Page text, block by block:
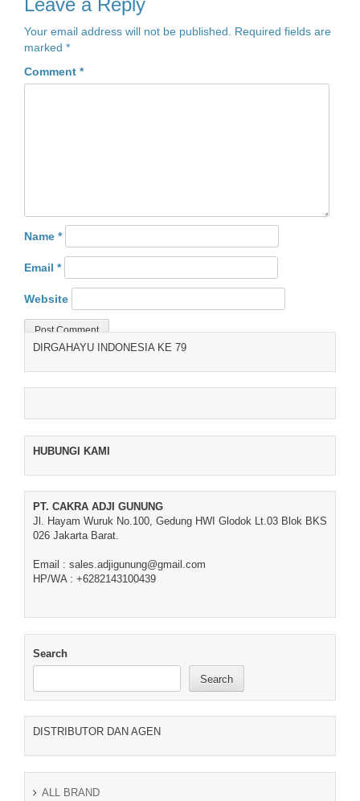
Leave a Reply
Your email address will not be published.
Required fields are
marked *
Comment *
Name *
Email *
Website
DIRGAHAYU INDONESIA KE 79
HUBUNGI KAMI
PT. CAKRA ADJI GUNUNG
Jl. Hayam Wuruk No.100, Gedung HWI Glodok Lt.03 Blok BKS
026 Jakarta Barat.
Email : sales.adjigunung@gmail.com
HP/WA : +6282143100439
Search
Search
DISTRIBUTOR DAN AGEN
ALL BRAND